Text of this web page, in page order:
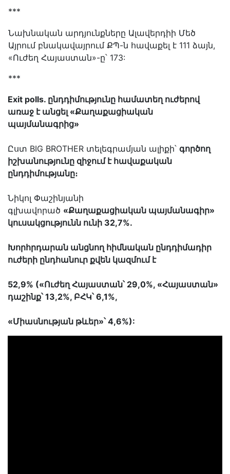
***
Նախնական արդյունքները Ալավերդիի Մեծ
Այրում բնակավայրում ՔՊ-ն հավաքել է 111 ձայն,
«Ուժեղ Հայաստան»-ը՝ 173:
***
Exit polls. ընդդիմությունը համատեղ ուժերով
առաջ է անցել «Քաղաքացիական
պայմանագրից»
Ըստ BIG BROTHER տելեգրամյան ալիքի՝ գործող
իշխանությունը զիջում է հավաքական
ընդդիմությանը։
Նիկոլ Փաշինյանի
գլխավորած «Քաղաքացիական պայմանագիր»
կուսակցությունն ունի 32,7%․
Խորհրդարան անցնող հիմնական ընդդիմադիր
ուժերի ընդհանուր քվեն կազմում է
52,9% («Ուժեղ Հայաստան՝ 29,0%, «Հայաստան»
դաշինք՝ 13,2%, ԲՀԿ՝ 6,1%,
«Միասնության թևեր»՝ 4,6%):